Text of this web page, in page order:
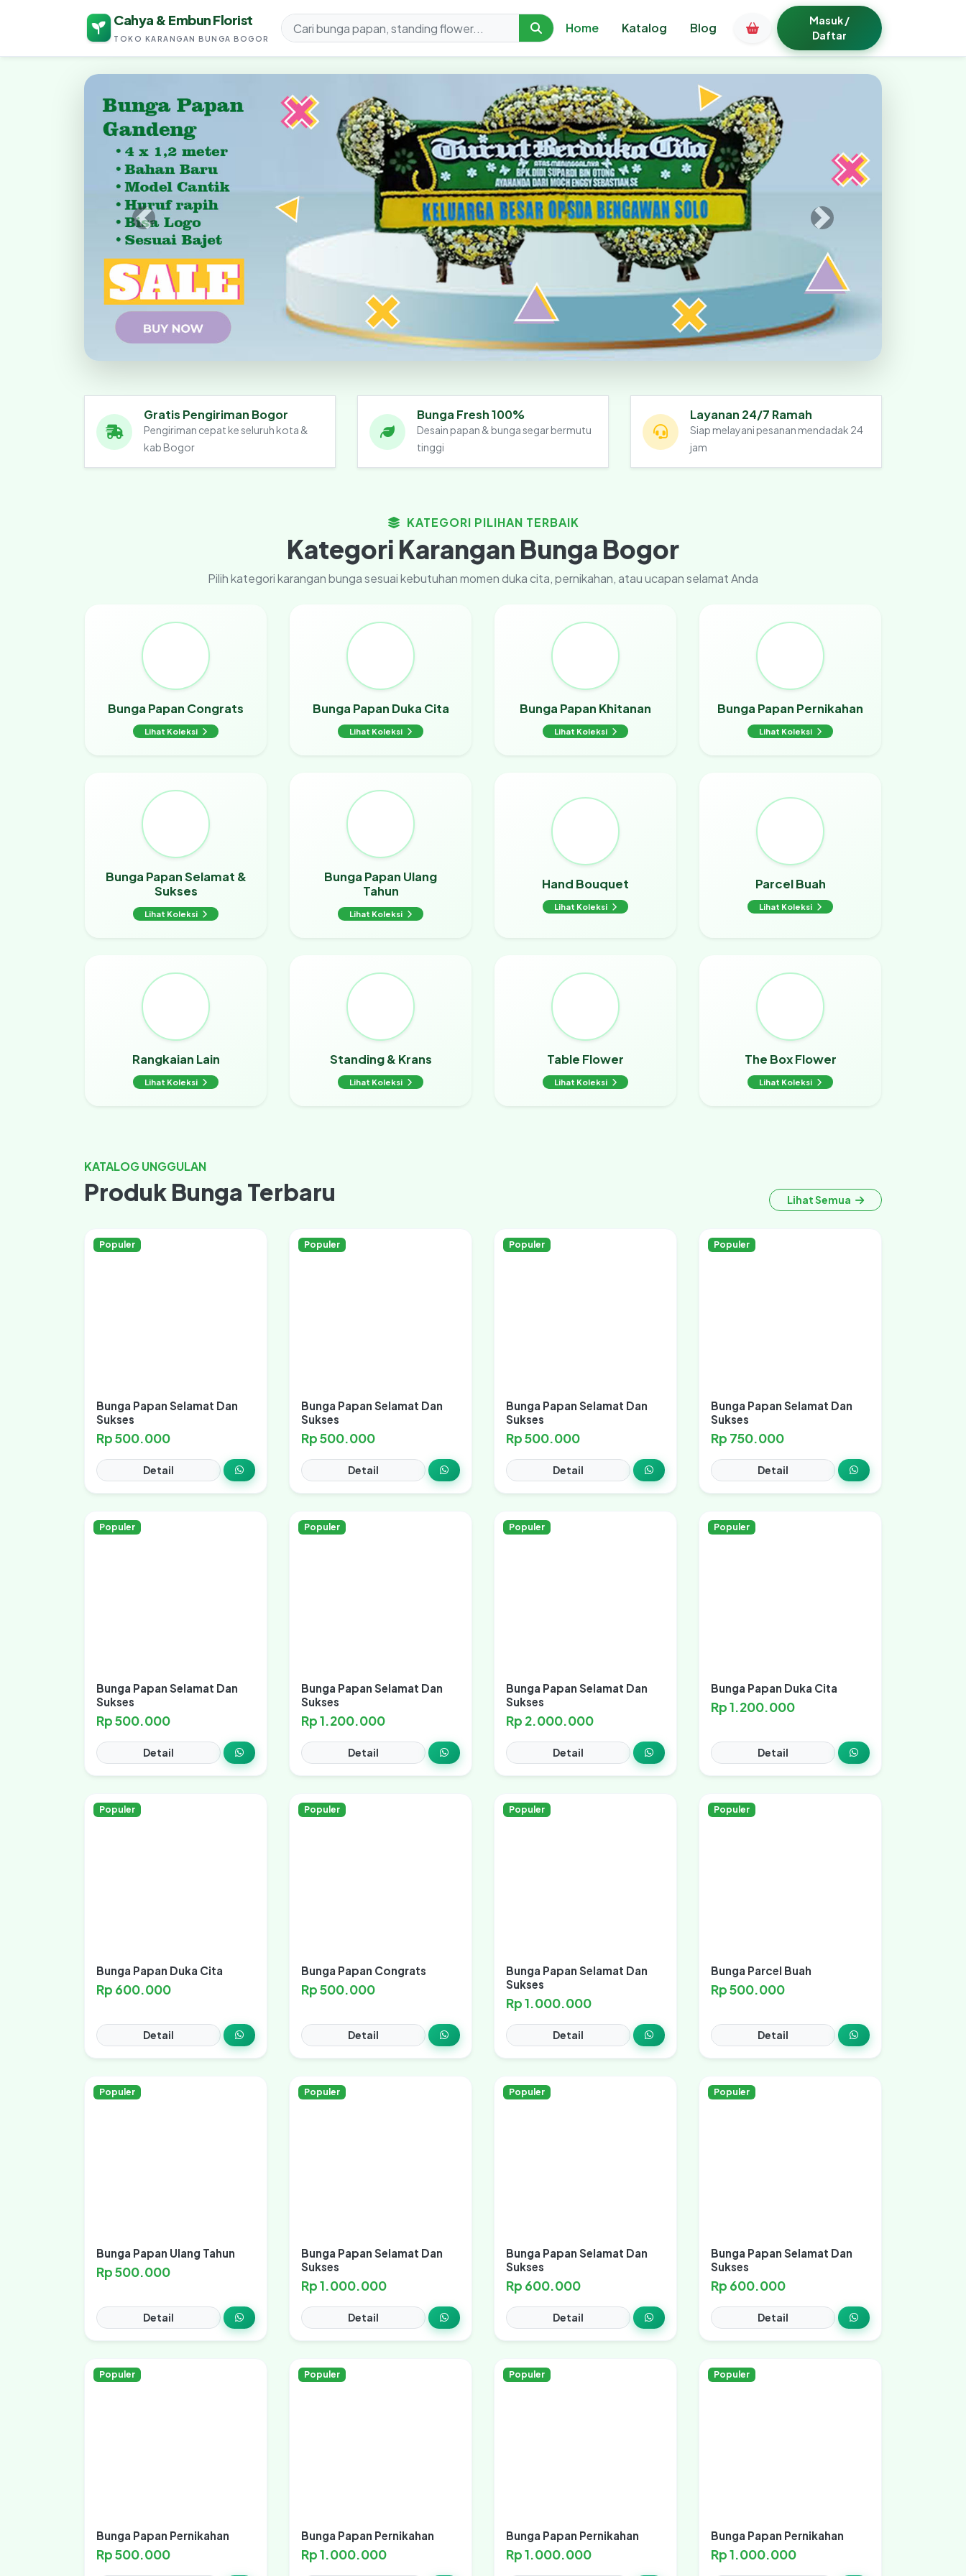
Cahya & Embun Florist
TOKO KARANGAN BUNGA BOGOR
Home Katalog Blog
Masuk /
Daftar
Cahya & Embun Florist - Toko Karangan Bunga Papan Bogor
Gratis Pengiriman Bogor
Pengiriman cepat ke seluruh kota &
kab Bogor
Bunga Fresh 100%
Desain papan & bunga segar bermutu
tinggi
Layanan 24/7 Ramah
Siap melayani pesanan mendadak 24
jam
KATEGORI PILIHAN TERBAIK
Kategori Karangan Bunga Bogor
Pilih kategori karangan bunga sesuai kebutuhan momen duka cita, pernikahan, atau ucapan selamat Anda
Bunga Papan Congrats
Lihat Koleksi
Bunga Papan Duka Cita
Lihat Koleksi
Bunga Papan Khitanan
Lihat Koleksi
Bunga Papan Pernikahan
Lihat Koleksi
Bunga Papan Selamat &
Sukses
Lihat Koleksi
Bunga Papan Ulang
Tahun
Lihat Koleksi
Hand Bouquet
Lihat Koleksi
Parcel Buah
Lihat Koleksi
Rangkaian Lain
Lihat Koleksi
Standing & Krans
Lihat Koleksi
Table Flower
Lihat Koleksi
The Box Flower
Lihat Koleksi
KATALOG UNGGULAN
Produk Bunga Terbaru Lihat Semua
Populer
Bunga Papan Selamat Dan
Sukses
Rp 500.000
Detail
Populer
Bunga Papan Selamat Dan
Sukses
Rp 500.000
Detail
Populer
Bunga Papan Selamat Dan
Sukses
Rp 500.000
Detail
Populer
Bunga Papan Selamat Dan
Sukses
Rp 750.000
Detail
Populer
Bunga Papan Selamat Dan
Sukses
Rp 500.000
Detail
Populer
Bunga Papan Selamat Dan
Sukses
Rp 1.200.000
Detail
Populer
Bunga Papan Selamat Dan
Sukses
Rp 2.000.000
Detail
Populer
Bunga Papan Duka Cita
Rp 1.200.000
Detail
Populer
Bunga Papan Duka Cita
Rp 600.000
Detail
Populer
Bunga Papan Congrats
Rp 500.000
Detail
Populer
Bunga Papan Selamat Dan
Sukses
Rp 1.000.000
Detail
Populer
Bunga Parcel Buah
Rp 500.000
Detail
Populer
Bunga Papan Ulang Tahun
Rp 500.000
Detail
Populer
Bunga Papan Selamat Dan
Sukses
Rp 1.000.000
Detail
Populer
Bunga Papan Selamat Dan
Sukses
Rp 600.000
Detail
Populer
Bunga Papan Selamat Dan
Sukses
Rp 600.000
Detail
Populer
Bunga Papan Pernikahan
Rp 500.000
Populer
Bunga Papan Pernikahan
Rp 1.000.000
Populer
Bunga Papan Pernikahan
Rp 1.000.000
Populer
Bunga Papan Pernikahan
Rp 1.000.000